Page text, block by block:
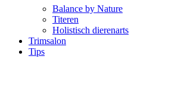
Balance by Nature
Titeren
Holistisch dierenarts
Trimsalon
Tips